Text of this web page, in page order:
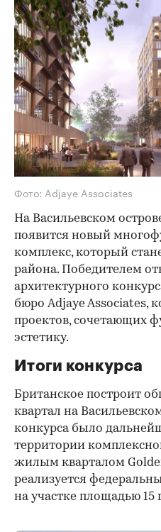
Фото: Adjaye Associates
На Васильевском
появится новый
комплекс, который
района. Победителем
архитектурного
бюро Adjaye Associates,
проектов, сочетающих
эстетику.
Итоги конкурса
Британское построит
квартал на
конкурса было
территории
жилым кварталом
реализуется
на участке площадью 15